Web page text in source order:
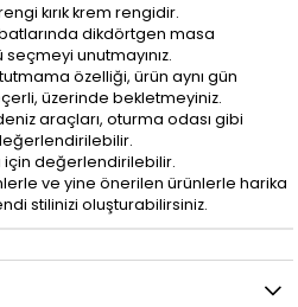
kırık krem rengidir.
dikdörtgen masa
unutmayınız.
özelliği, ürün aynı gün
üzerinde bekletmeyiniz.
araçları, oturma odası gibi
için değerlendirilebilir.
ve yine önerilen ürünlerle harika
stilinizi oluşturabilirsiniz.